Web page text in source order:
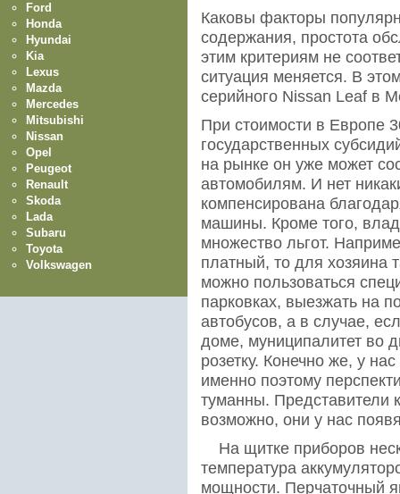
Каковы факторы
содержания, простота
этим критериям не
ситуация меняется. В
серийного Nissan Leaf в
При стоимости в Европе
государственных
на рынке он уже может
автомобилям. И нет
компенсирована
машины. Кроме того,
множество льгот.
платный, то для хозяина
можно пользоваться
парковках, выезжать на
автобусов, а в случае,
доме, муниципалитет во
розетку. Конечно же, у
именно поэтому
туманны. Представители
возможно, они у нас
На щитке приборов
температура
мощности. Перчаточный
Ford
Honda
Hyundai
Kia
Lexus
Mazda
Mercedes
Mitsubishi
Nissan
Opel
Peugeot
Renault
Skoda
Lada
Subaru
Toyota
Volkswagen